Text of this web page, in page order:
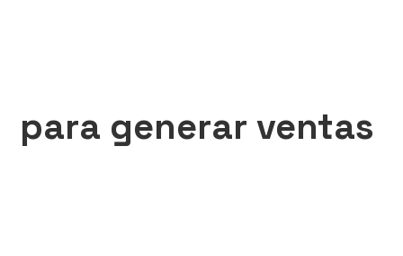
para generar ventas